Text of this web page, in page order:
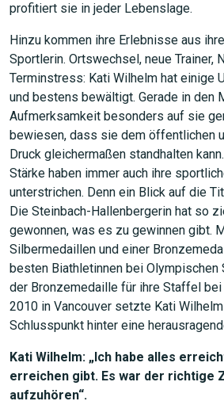
profitiert sie in jeder Lebenslage.
Hinzu kommen ihre Erlebnisse aus
Sportlerin. Ortswechsel, neue Trainer,
Terminstress: Kati Wilhelm hat einige
und bestens bewältigt. Gerade in den
Aufmerksamkeit besonders auf sie
bewiesen, dass sie dem öffentlichen
Druck gleichermaßen standhalten
Stärke haben immer auch ihre
unterstrichen. Denn ein Blick auf die
Die Steinbach-Hallenbergerin hat so
gewonnen, was es zu gewinnen gibt.
Silbermedaillen und einer
besten Biathletinnen bei Olympischen
der Bronzemedaille für ihre Staffel
2010 in Vancouver setzte Kati
Schlusspunkt hinter eine
Kati Wilhelm: „Ich habe alles
erreichen gibt. Es war der richtige
aufzuhören“.